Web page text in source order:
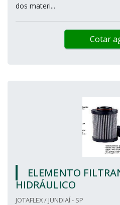
dos materi...
Cotar
ELEMENTO
HIDRÁULICO
JOTAFLEX / JUNDIAÍ - SP